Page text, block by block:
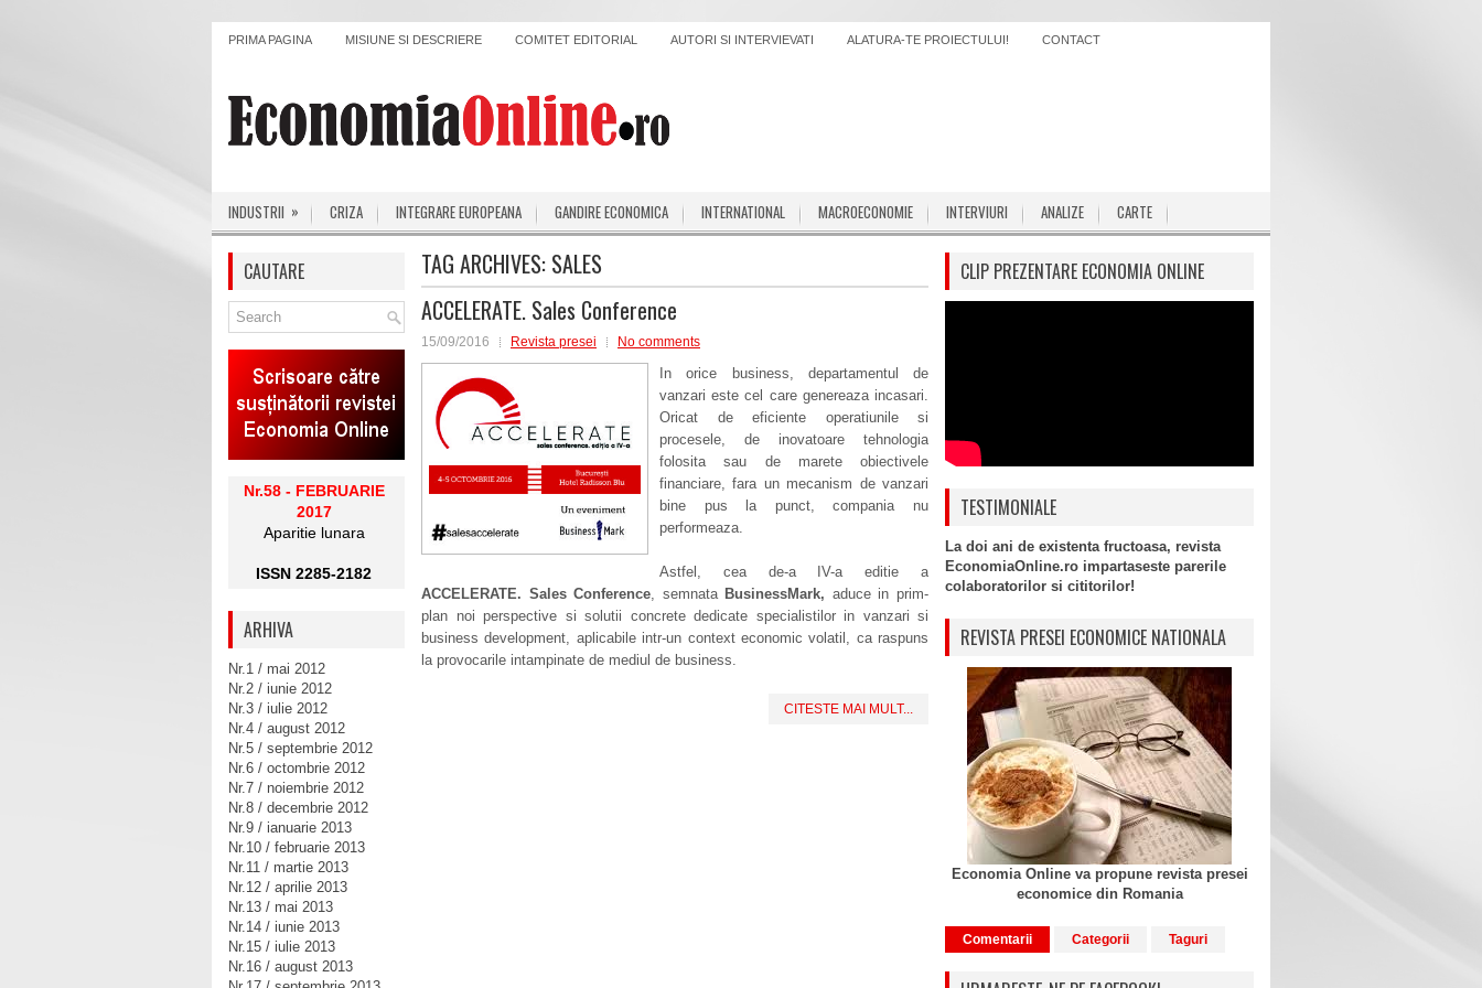
PRIMA PAGINA MISIUNE SI DESCRIERE COMITET EDITORIAL AUTORI SI INTERVIEVATI ALATURA-TE PROIECTULUI! CONTACT
INDUSTRII » CRIZA INTEGRARE EUROPEANA GANDIRE ECONOMICA INTERNATIONAL MACROECONOMIE INTERVIURI ANALIZE CARTE
TAG ARCHIVES: SALES
ACCELERATE. Sales Conference
15/09/2016 Revista presei No comments
In orice business, departamentul de
vanzari este cel care genereaza incasari.
Oricat de eficiente operatiunile si
procesele, de inovatoare tehnologia
folosita sau de marete obiectivele
financiare, fara un mecanism de vanzari
bine pus la punct, compania nu
performeaza.
Astfel, cea de-a IV-a editie a
ACCELERATE. Sales Conference, semnata BusinessMark, aduce in prim-
plan noi perspective si solutii concrete dedicate specialistilor in vanzari si
business development, aplicabile intr-un context economic volatil, ca raspuns
la provocarile intampinate de mediul de business.
CITESTE MAI MULT...
CAUTARE
Nr.58 - FEBRUARIE
2017
Aparitie lunara
ISSN 2285-2182
ARHIVA
Nr.1 / mai 2012
Nr.2 / iunie 2012
Nr.3 / iulie 2012
Nr.4 / august 2012
Nr.5 / septembrie 2012
Nr.6 / octombrie 2012
Nr.7 / noiembrie 2012
Nr.8 / decembrie 2012
Nr.9 / ianuarie 2013
Nr.10 / februarie 2013
Nr.11 / martie 2013
Nr.12 / aprilie 2013
Nr.13 / mai 2013
Nr.14 / iunie 2013
Nr.15 / iulie 2013
Nr.16 / august 2013
CLIP PREZENTARE ECONOMIA ONLINE
TESTIMONIALE
La doi ani de existenta fructoasa, revista
EconomiaOnline.ro impartaseste parerile
colaboratorilor si cititorilor!
REVISTA PRESEI ECONOMICE NATIONALA
Economia Online va propune revista presei
economice din Romania
Comentarii Categorii Taguri